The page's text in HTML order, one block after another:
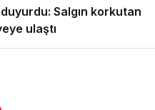
duyurdu: Salgın korkutan
ulaştı